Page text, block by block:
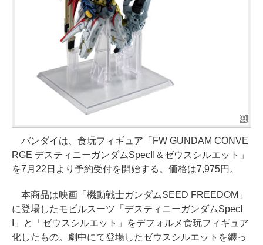
バンダイは、食玩フィギュア「FW GUNDAM CONVE
RGE デスティニーガンダムSpecII＆ゼウスシルエット」
を7月22日より予約受付を開始する。価格は7,975円。
本商品は映画「機動戦士ガンダムSEED FREEDOM」
に登場したモビルスーツ「デスティニーガンダムSpecI
I」と「ゼウスシルエット」をデフォルメ食玩フィギュア
化したもの。劇中にて登場したゼウスシルエットを纏っ